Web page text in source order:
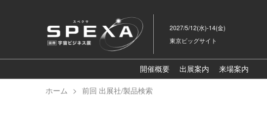
ッ
プ
進
む
2027/5/12(水)-14(金)
東京ビッグサイト
開催概要 出展案内
来場案内
ホーム 前回 出展社/製品検索